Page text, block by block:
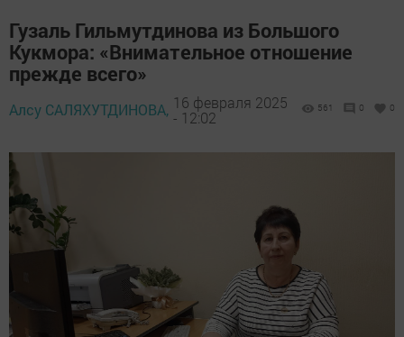
Гузаль Гильмутдинова из Большого
Кукмора: «Внимательное отношение
прежде всего»
Алсу САЛЯХУТДИНОВА, 16 февраля 2025
- 12:02
561 0 0